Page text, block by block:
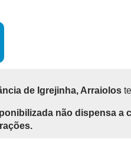
de Igrejinha, Arraiolos
não dispensa